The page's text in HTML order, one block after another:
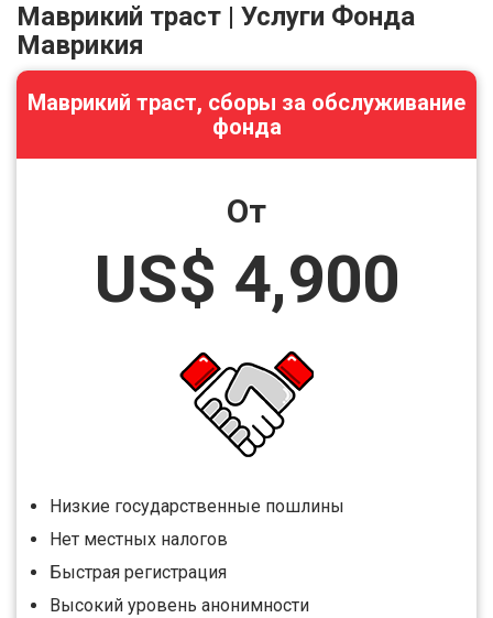
Маврикий траст | Услуги Фонда
Маврикия
Маврикий траст, сборы за обслуживание
фонда
От
US$ 4,900
Низкие государственные пошлины
Нет местных налогов
Быстрая регистрация
Высокий уровень анонимности